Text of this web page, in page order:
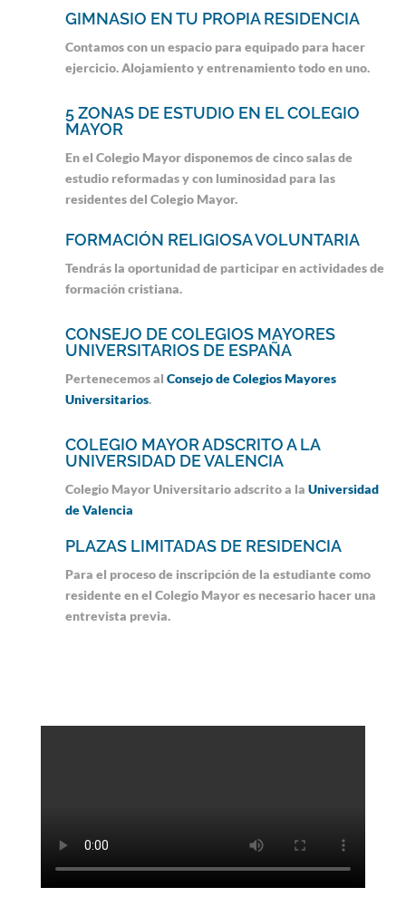
GIMNASIO EN TU PROPIA RESIDENCIA
Contamos con un espacio para equipado para hacer
ejercicio. Alojamiento y entrenamiento todo en uno.
5 ZONAS DE ESTUDIO EN EL COLEGIO
MAYOR
En el Colegio Mayor disponemos de cinco salas de
estudio reformadas y con luminosidad para las
residentes del Colegio Mayor.
FORMACIÓN RELIGIOSA VOLUNTARIA
Tendrás la oportunidad de participar en actividades de
formación cristiana.
CONSEJO DE COLEGIOS MAYORES
UNIVERSITARIOS DE ESPAÑA
Pertenecemos alConsejo de Colegios Mayores
Universitarios.
COLEGIO MAYOR ADSCRITO A LA
UNIVERSIDAD DE VALENCIA
Colegio Mayor Universitario adscrito a laUniversidad
de Valencia
PLAZAS LIMITADAS DE RESIDENCIA
Para el proceso de inscripción de la estudiante como
residente en el Colegio Mayor es necesario hacer una
entrevista previa.